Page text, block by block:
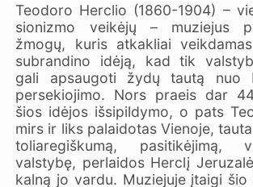
Teodoro Herclio (1860-1904) –
sionizmo veikėjų – muziejus
žmogų, kuris atkakliai
subrandino idėją, kad tik
gali apsaugoti žydų tautą nuo
persekiojimo. Nors praeis dar
šios idėjos išsipildymo, o pats
mirs ir liks palaidotas Vienoje,
toliaregiškumą, pasitikėjimą,
valstybę, perlaidos Herclį
kalną jo vardu. Muziejuje įtaigi